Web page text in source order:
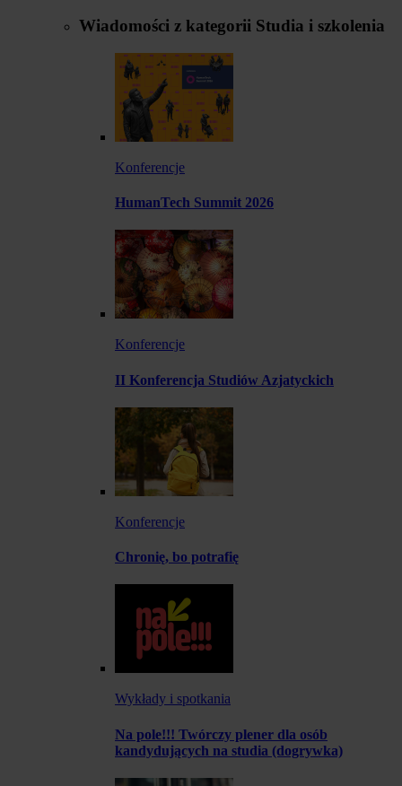
Wiadomości z kategorii Studia i szkolenia
Konferencje
HumanTech Summit 2026
Konferencje
II Konferencja Studiów Azjatyckich
Konferencje
Chronię, bo potrafię
Wykłady i spotkania
Na pole!!! Twórczy plener dla osób
kandydujących na studia (dogrywka)